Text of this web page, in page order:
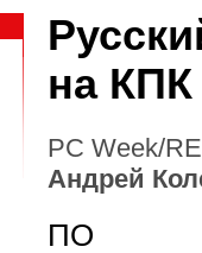
на КПК
PC Week/
Андрей
ПО